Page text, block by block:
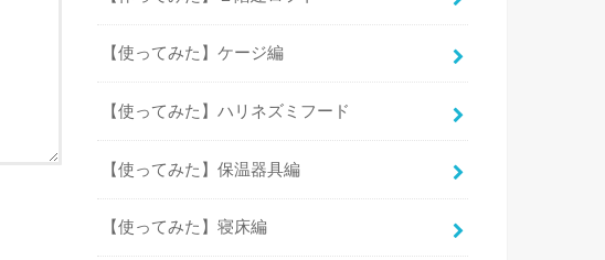
【使ってみた】ケージ編
【使ってみた】ハリネズミフード
【使ってみた】保温器具編
【使ってみた】寝床編